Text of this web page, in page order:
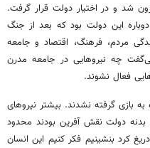
شد و در اختیار دولت قرار گرفت.
این دولت بود که بعد از جنگ
مردم، فرهنگ، اقتصاد و جامعه
چه نیروهایی در جامعه مدرن
فعال نشوند.
به بازی گرفته نشدند. بیشتر نیروهای
بدنه دولت نقش آفرین بودند محدود
کرد بنشینیم فکر کنیم این انسان